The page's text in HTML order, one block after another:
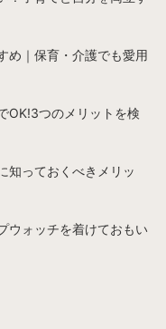
め｜保育・介護でも愛用
OK!3つのメリットを検
知っておくべきメリッ
ウォッチを着けておもい